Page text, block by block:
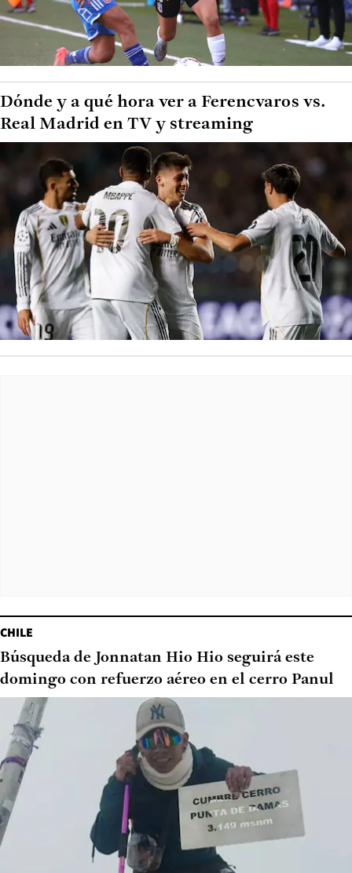
Dónde y a qué hora ver a Ferencvaros vs.
Real Madrid en TV y streaming
CHILE
Búsqueda de Jonnatan Hio Hio seguirá este
domingo con refuerzo aéreo en el cerro Panul